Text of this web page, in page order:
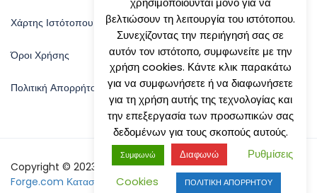
Χάρτης Ιστότοπου
Όροι Χρήσης
Πολιτική Απορρήτου
Copyright © 2023 by Natsis Travel - Designed By:
Forge.com Κατασκευή Ιστοσελίδων
βελτιώσουν τη λειτουργία του ιστότοπου.
Συνεχίζοντας την περιήγησή σας σε
αυτόν τον ιστότοπο, συμφωνείτε με την
χρήση cookies. Κάντε κλικ παρακάτω
για να συμφωνήσετε ή να διαφωνήσετε
για τη χρήση αυτής της τεχνολογίας και
την επεξεργασία των προσωπικών σας
δεδομένων για τους σκοπούς αυτούς.
Συμφωνώ Διαφωνώ
Ρυθμίσεις
Cookies
ΠΟΛΙΤΙΚΗ ΑΠΟΡΡΗΤΟΥ